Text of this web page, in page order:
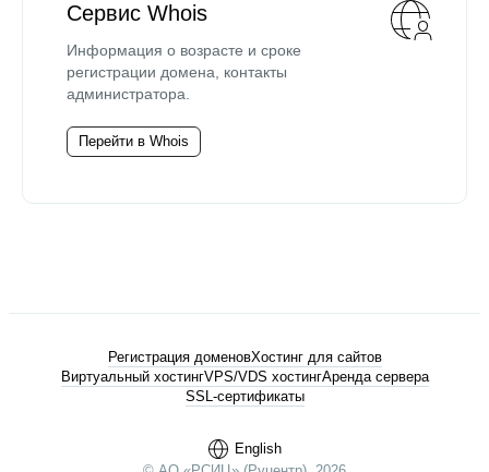
Сервис Whois
Информация о возрасте и сроке
регистрации домена, контакты
администратора.
Перейти в Whois
English
Регистрация доменовХостинг для сайтов
Виртуальный хостингVPS/VDS хостингАренда сервера
SSL-сертификаты